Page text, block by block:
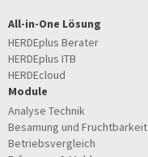
All-in-One Lösung
HERDEplus Berater
HERDEplus ITB
HERDEcloud
Module
Analyse Technik
Besamung und Fruchtbarkeit
Betriebsvergleich